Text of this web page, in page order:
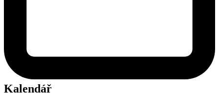
Kalendář